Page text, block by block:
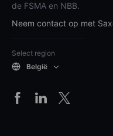
de FSMA en NBB.
Neem contact op met
Select region
België